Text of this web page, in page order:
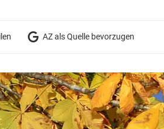
AZ als Quelle bevorzugen